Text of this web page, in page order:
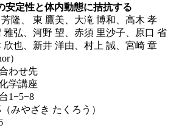
安定性と体内動態に拮抗する
隆、 東 鷹美、大滝 博和、高木 孝
弘、河野 望、赤須 里沙子、原口 省
也、新井 洋由、村上 誠、宮崎 章
）
わせ先
学講座
1−5−8
やざき たくろう）